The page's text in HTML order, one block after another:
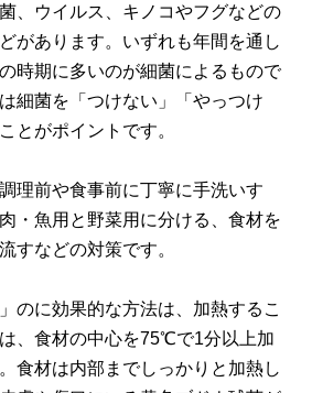
、ウイルス、キノコやフグなどの
があります。いずれも年間を通し
時期に多いのが細菌によるもので
細菌を「つけない」「やっつけ
とがポイントです。
理前や食事前に丁寧に手洗いす
・魚用と野菜用に分ける、食材を
すなどの対策です。
のに効果的な方法は、加熱するこ
、食材の中心を75℃で1分以上加
食材は内部までしっかりと加熱し